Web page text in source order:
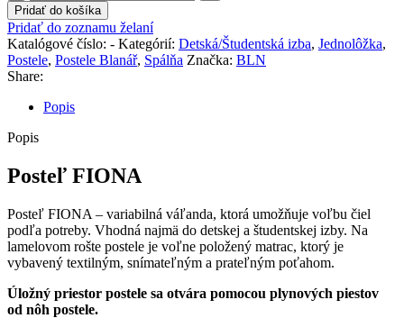
Posteľ
FIONA
Pridať do košíka
Pridať do zoznamu želaní
Katalógové číslo: - Kategórií: Detská/Študentská izba, Jednolôžka,
Postele, Postele Blanář, Spálňa Značka: BLN
Share:
Popis
Popis
Posteľ FIONA
Posteľ FIONA – variabilná váľanda, ktorá umožňuje voľbu čiel
podľa potreby. Vhodná najmä do detskej a študentskej izby. Na
lamelovom rošte postele je voľne položený matrac, ktorý je
vybavený textilným, snímateľným a prateľným poťahom.
Úložný priestor postele sa otvára pomocou plynových piestov
od nôh postele.